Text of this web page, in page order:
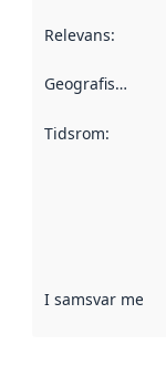
Relevans:
Geografisk område
Tidsrom:
I samsvar med